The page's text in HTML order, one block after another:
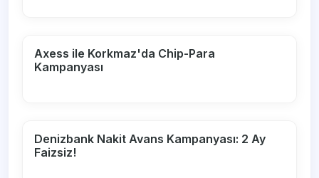
Axess ile Korkmaz'da Chip-Para
Kampanyası
Denizbank Nakit Avans Kampanyası: 2 Ay
Faizsiz!